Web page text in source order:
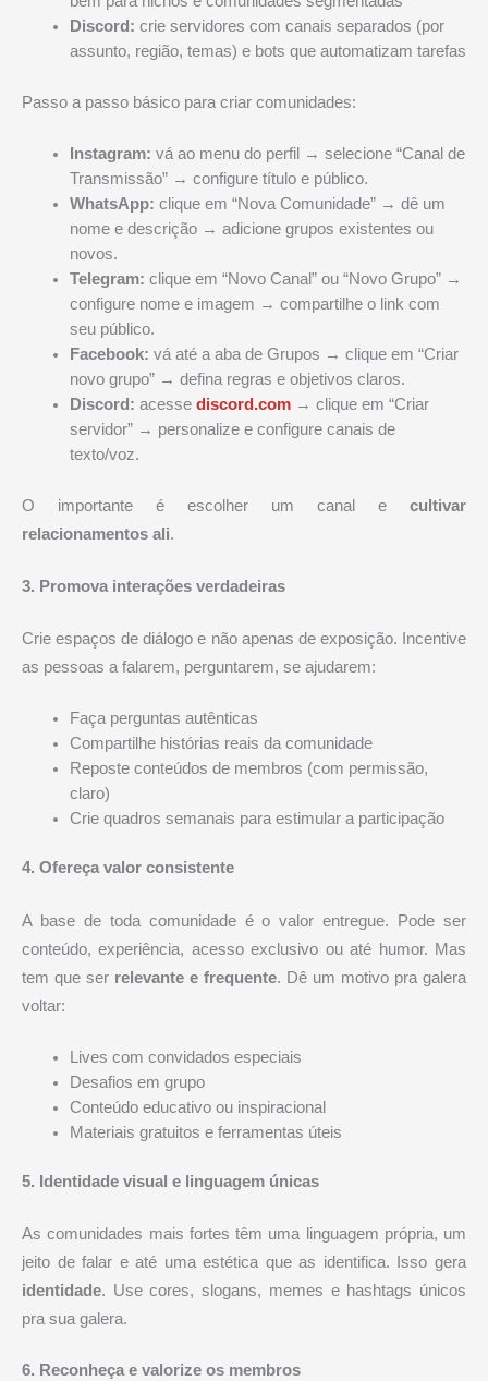
Discord: crie servidores com canais separados (por
assunto, região, temas) e bots que automatizam tarefas
Passo a passo básico para criar comunidades:
Instagram: vá ao menu do perfil → selecione “Canal de
Transmissão” → configure título e público.
WhatsApp: clique em “Nova Comunidade” → dê um
nome e descrição → adicione grupos existentes ou
novos.
Telegram: clique em “Novo Canal” ou “Novo Grupo” →
configure nome e imagem → compartilhe o link com
seu público.
Facebook: vá até a aba de Grupos → clique em “Criar
novo grupo” → defina regras e objetivos claros.
Discord: acesse discord.com→ clique em “Criar
servidor” → personalize e configure canais de
texto/voz.
O importante é escolher um canal e cultivar
relacionamentos ali.
3. Promova interações verdadeiras
Crie espaços de diálogo e não apenas de exposição. Incentive
as pessoas a falarem, perguntarem, se ajudarem:
Faça perguntas autênticas
Compartilhe histórias reais da comunidade
Reposte conteúdos de membros (com permissão,
claro)
Crie quadros semanais para estimular a participação
4. Ofereça valor consistente
A base de toda comunidade é o valor entregue. Pode ser
conteúdo, experiência, acesso exclusivo ou até humor. Mas
tem que ser relevante e frequente. Dê um motivo pra galera
voltar:
Lives com convidados especiais
Desafios em grupo
Conteúdo educativo ou inspiracional
Materiais gratuitos e ferramentas úteis
5. Identidade visual e linguagem únicas
As comunidades mais fortes têm uma linguagem própria, um
jeito de falar e até uma estética que as identifica. Isso gera
identidade. Use cores, slogans, memes e hashtags únicos
pra sua galera.
6. Reconheça e valorize os membros